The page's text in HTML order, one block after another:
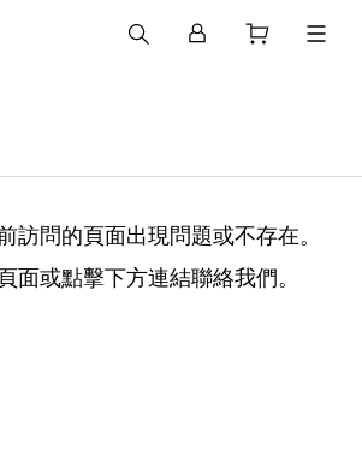
訪問的頁面出現問題或不存在。
面或點擊下方連結聯絡我們。